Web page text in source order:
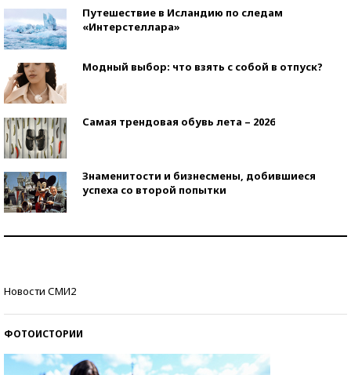
Путешествие в Исландию по следам
«Интерстеллара»
Модный выбор: что взять с собой в отпуск?
Самая трендовая обувь лета – 2026
Знаменитости и бизнесмены, добившиеся
успеха со второй попытки
Новости СМИ2
ФОТОИСТОРИИ